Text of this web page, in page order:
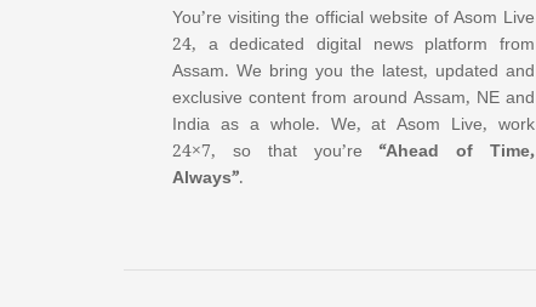
You’re visiting the official website of Asom Live
24, a dedicated digital news platform from
Assam. We bring you the latest, updated and
exclusive content from around Assam, NE and
India as a whole. We, at Asom Live, work
24×7, so that you’re“Ahead of Time,
Always”.